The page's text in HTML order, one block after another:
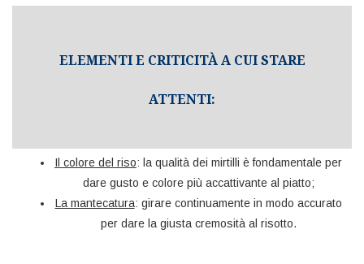
ELEMENTI E CRITICITÀ A CUI STARE
ATTENTI:
Il colore del riso: la qualità dei mirtilli è fondamentale per
dare gusto e colore più accattivante al piatto;
La mantecatura: girare continuamente in modo accurato
per dare la giusta cremosità al risotto.